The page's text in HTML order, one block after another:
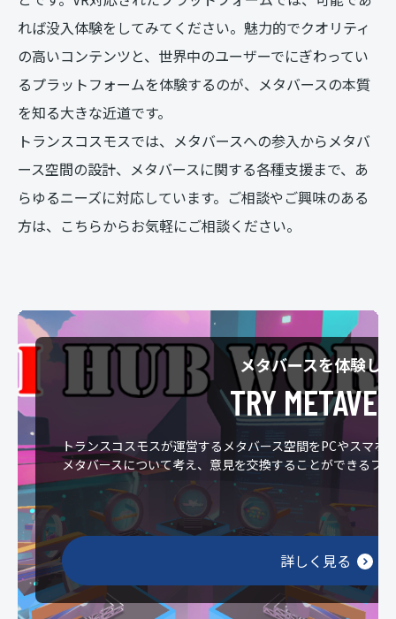
れば没入体験をしてみてください。魅力的でクオリティ
の高いコンテンツと、世界中のユーザーでにぎわってい
るプラットフォームを体験するのが、メタバースの本質
を知る大きな近道です。
トランスコスモスでは、メタバースへの参入からメタバ
ース空間の設計、メタバースに関する各種支援まで、あ
らゆるニーズに対応しています。ご相談やご興味のある
方は、こちらからお気軽にご相談ください。
メタバースを体験し
TRY
トランスコスモスが運営するメタバース空間をPCやスマホ
メタバースについて考え、意見を交換することができるフ
詳しく見る